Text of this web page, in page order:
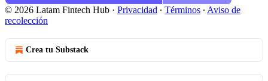
© 2026 Latam Fintech Hub · Privacidad ∙ Términos ∙ Aviso de
recolección
Crea tu Substack